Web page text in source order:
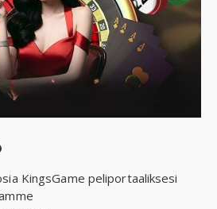
KingsGame peliportaaliksesi